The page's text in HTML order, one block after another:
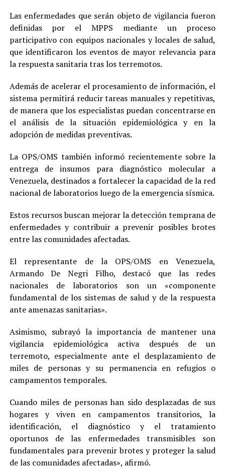
Las enfermedades que serán objeto de vigilancia fueron
definidas por el MPPS mediante un proceso
participativo con equipos nacionales y locales de salud,
que identificaron los eventos de mayor relevancia para
la respuesta sanitaria tras los terremotos.
Además de acelerar el procesamiento de información, el
sistema permitirá reducir tareas manuales y repetitivas,
de manera que los especialistas puedan concentrarse en
el análisis de la situación epidemiológica y en la
adopción de medidas preventivas.
La OPS/OMS también informó recientemente sobre la
entrega de insumos para diagnóstico molecular a
Venezuela, destinados a fortalecer la capacidad de la red
nacional de laboratorios luego de la emergencia sísmica.
Estos recursos buscan mejorar la detección temprana de
enfermedades y contribuir a prevenir posibles brotes
entre las comunidades afectadas.
El representante de la OPS/OMS en Venezuela,
Armando De Negri Filho, destacó que las redes
nacionales de laboratorios son un «componente
fundamental de los sistemas de salud y de la respuesta
ante amenazas sanitarias».
Asimismo, subrayó la importancia de mantener una
vigilancia epidemiológica activa después de un
terremoto, especialmente ante el desplazamiento de
miles de personas y su permanencia en refugios o
campamentos temporales.
Cuando miles de personas han sido desplazadas de sus
hogares y viven en campamentos transitorios, la
identificación, el diagnóstico y el tratamiento
oportunos de las enfermedades transmisibles son
fundamentales para prevenir brotes y proteger la salud
de las comunidades afectadas», afirmó.